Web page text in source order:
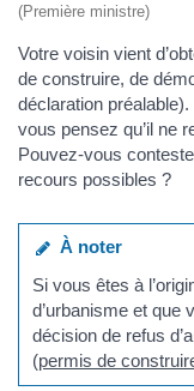
(Première ministre)
Votre voisin vient
de construire, de
déclaration
vous pensez qu’il ne
Pouvez-vous
recours possibles ?
À noter
Si vous êtes à
d’urbanisme et que
décision de refus
(permis de